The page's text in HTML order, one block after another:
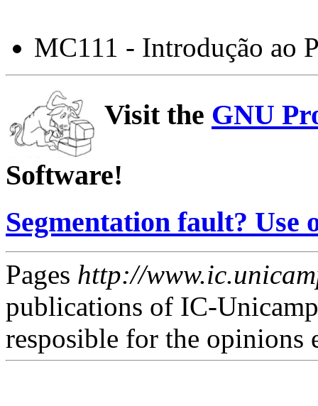
MC111 - Introdução ao
Visit the GNU
Software!
Segmentation fault? Use
Pages http://
publications of IC-
resposible for the opinions